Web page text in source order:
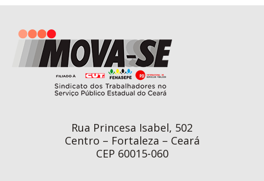
Rua Princesa Isabel, 502
Centro – Fortaleza – Ceará
CEP 60015-060